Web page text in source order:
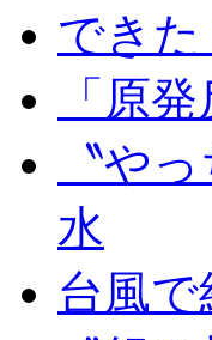
でき
「原
〝や
水
台風